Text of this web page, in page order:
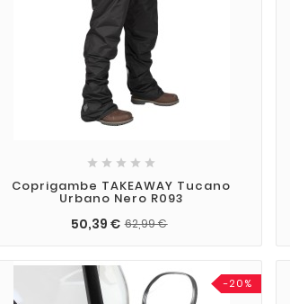
    
Coprigambe TAKEAWAY Tucano
Urbano Nero R093
50,39 € 62,99 €
-20%